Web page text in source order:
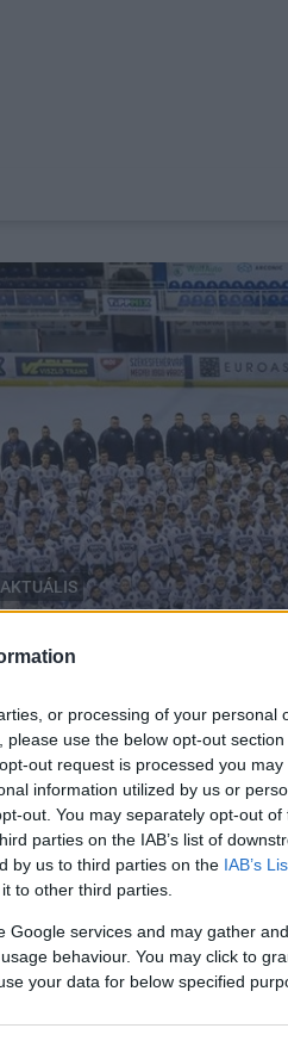
or processing of your personal
use the below opt-out section
out request is processed you may
information utilized by us or
out. You may separately opt-out of
parties on the IAB’s list of
by us to third parties on the IAB’s
to other third parties.
Google services and may gather
behaviour. You may click to
your data for below specified
AKTUÁLIS
év alatt
2018.08.27
Név
E-